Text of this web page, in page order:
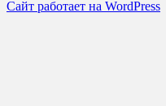
Сайт работает на WordPress